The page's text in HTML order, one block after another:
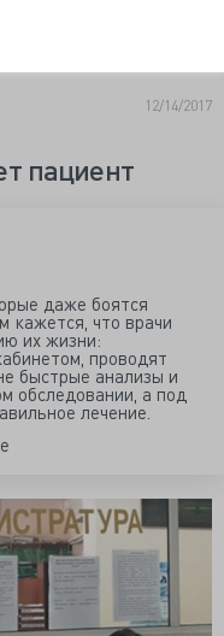
12/14/2017
пациент
даже боятся
кажется, что врачи
их жизни:
проводят
быстрые анализы и
обследовании, а под
лечение.